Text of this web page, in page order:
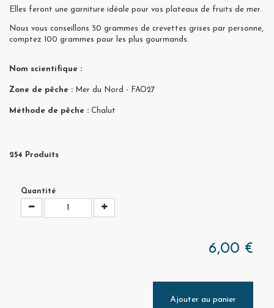
Elles feront une garniture idéale pour vos plateaux de fruits de mer.
Nous vous conseillons 50 grammes de crevettes grises par personne,
comptez 100 grammes pour les plus gourmands.
Nom scientifique :
Zone de pêche : Mer du Nord - FAO27
Méthode de pêche : Chalut
254 Produits
Quantité
6,00 €
Ajouter au panier